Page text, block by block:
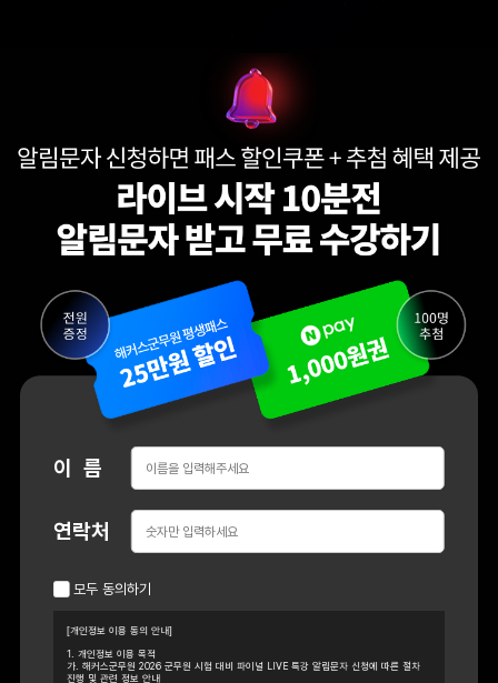
이 름
연락처
모두 동의하기
[개인정보 이용 동의 안내]
1. 개인정보 이용 목적
가. 해커스군무원 2026 군무원 시험 대비 파이널 LIVE 특강 알림문자 신청에 따른 절차
진행 및 관련 정보 안내